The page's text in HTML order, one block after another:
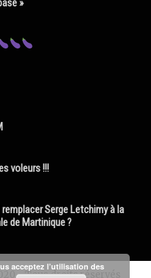
»
voleurs !!!
Serge Letchimy à la
de Martinique ?
- Tous droits réservés
acceptez l’utilisation des